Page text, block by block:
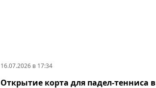
16.07.2026 в 17:34
Открытие корта для падел-тенниса в